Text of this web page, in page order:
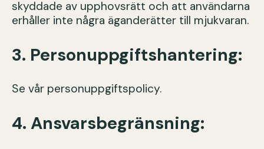
skyddade av upphovsrätt och att användarna
erhåller inte några äganderätter till mjukvaran.
3. Personuppgiftshantering:
Se vår personuppgiftspolicy.
4. Ansvarsbegränsning: